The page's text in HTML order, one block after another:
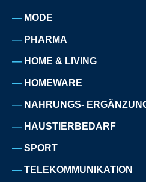
MODE
PHARMA
HOME & LIVING
HOMEWARE
NAHRUNGS-
HAUSTIERBEDARF
SPORT
TELEKOMMUNIKATION